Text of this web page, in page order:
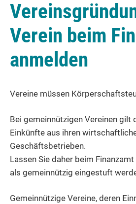
Verein beim
anmelden
Vereine müssen
Bei gemeinnützigen Vereinen gilt
Einkünfte aus ihren
Geschäftsbetrieben.
Lassen Sie daher beim
als gemeinnützig eingestuft
Gemeinnützige Vereine, deren